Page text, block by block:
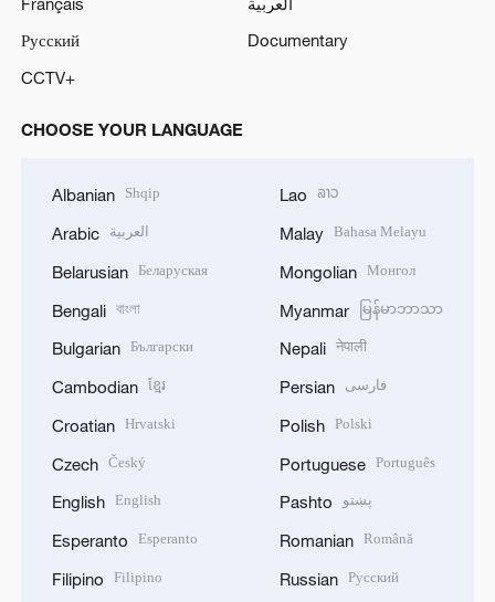
Русский
Documentary
CCTV+
CHOOSE YOUR LANGUAGE
Albanian Shqip
Arabic العربية
Belarusian Беларуская
Bengali বাংলা
Bulgarian Български
Cambodian ខ្មែរ
Croatian Hrvatski
Czech Český
English English
Esperanto Esperanto
Filipino Filipino
Lao ລາວ
Malay Bahasa Melayu
Mongolian Монгол
Myanmar မြန်မာဘာသာ
Nepali नेपाली
Persian فارسی
Polish Polski
Portuguese Português
Pashto پښتو
Romanian Română
Russian Русский